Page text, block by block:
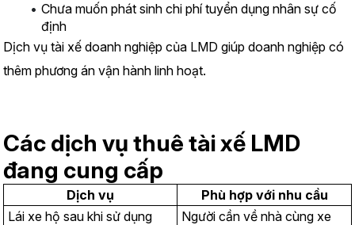
Chưa muốn phát sinh chi phí tuyển dụng nhân sự cố
định
Dịch vụ tài xế doanh nghiệp của LMD giúp doanh nghiệp có
thêm phương án vận hành linh hoạt.
Các dịch vụ thuê tài xế LMD
đang cung cấp
Dịch vụ
Phù hợp với nhu cầu
Lái xe hộ sau khi sử dụng
Người cần về nhà cùng xe